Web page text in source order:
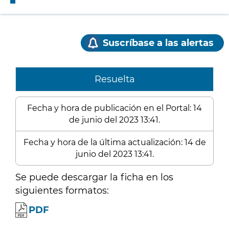
Suscríbase a las alertas
Resuelta
Fecha y hora de publicación en el Portal: 14
de junio del 2023 13:41.
Fecha y hora de la última actualización: 14 de
junio del 2023 13:41.
Se puede descargar la ficha en los
siguientes formatos:
PDF